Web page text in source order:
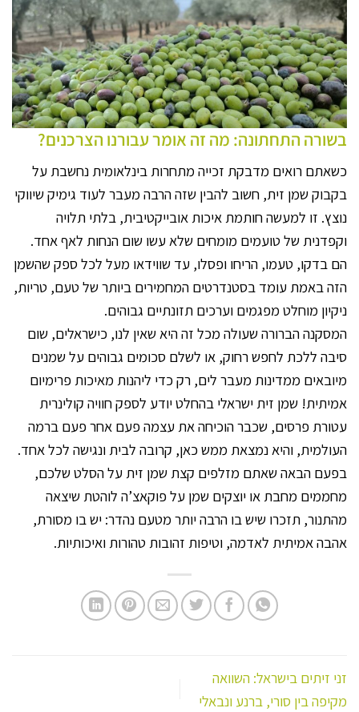
בשורה התחתונה: מה זה אומר עבורנו הצרכנים?
כשאתם רואים מדבקת זכייה מתחרות בינלאומית נחשבת על
בקבוק שמן זית, חשוב להבין שזה הרבה מעבר לעוד גימיק שיווקי
נוצץ. זו למעשה חותמת איכות אובייקטיבית, בלתי תלויה
וקפדנית של טועמים מומחים שלא עשו שום הנחות לאף אחד.
הם בדקו, טעמו, הריחו ופסלו, עד שווידאו מעל לכל ספק שהשמן
הזה באמת עומד בסטנדרטים המחמירים ביותר של טעם, טריות,
ניקיון מוחלט מפגמים וערכים תזונתיים גבוהים.
המסקנה הברורה שעולה מכל זה היא שאין לנו, כישראלים, שום
סיבה ללכת לחפש רחוק, או לשלם סכומים גבוהים על שמנים
מיובאים ממדינות מעבר לים, רק כדי ליהנות מאיכות פרימיום
אמיתית! שמן זית ישראלי בהחלט יודע לספק חוויה קולינרית
עטורת פרסים, שכבר הוכיחה את עצמה פעם אחר פעם ברמה
העולמית, והיא נמצאת ממש כאן, קרובה לבית ונגישה לכל אחד.
בפעם הבאה שאתם מזלפים קצת שמן זית על הסלט שלכם,
מחממים מחבת או יוצקים שמן על פוקאצ’ה לוהטת שיצאה
מהתנור, תזכרו שיש בו הרבה יותר מטעם נהדר: יש בו מסורת,
אהבה אמיתית לאדמה, וטיפות זהובות טהורות ואיכותיות.
זני זיתים בישראל: השוואה
מקיפה בין סורי, ברנע ונבאלי